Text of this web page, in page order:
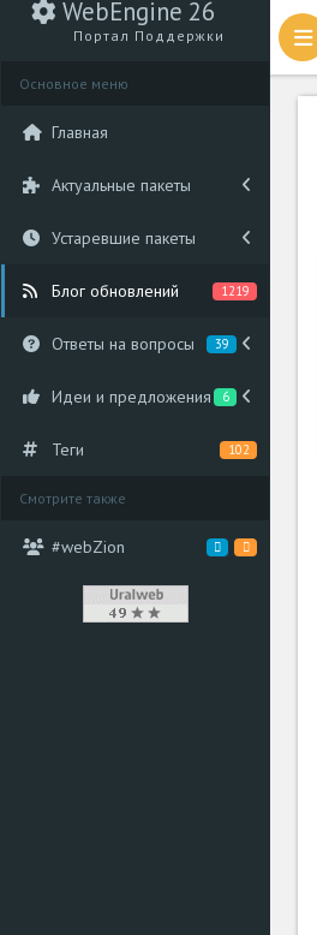
WebEngine 26
Портал Поддержки
Основное меню
Главная
Актуальные пакеты
Устаревшие пакеты
Блог обновлений 1219
Ответы на вопросы 39
Идеи и предложения 6
Теги 102
Смотрите также
#webZion